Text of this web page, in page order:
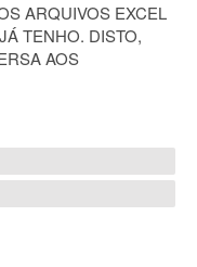
ARQUIVOS EXCEL
TENHO. DISTO,
AOS